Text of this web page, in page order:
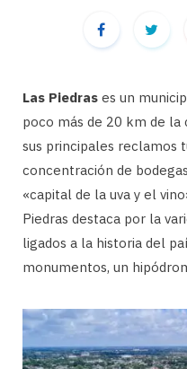
Las Piedras es un
poco más de 20 km de la
sus principales reclamos
concentración de
«capital de la uva y el
Piedras destaca por la
ligados a la historia del
monumentos, un